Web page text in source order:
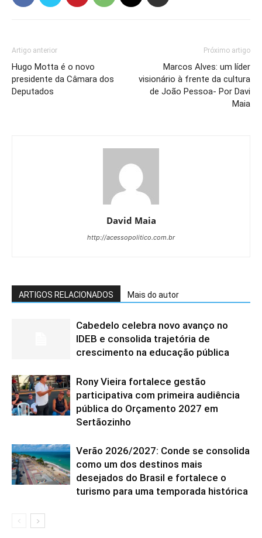
Artigo anterior
Hugo Motta é o novo
presidente da Câmara dos
Deputados
Próximo artigo
Marcos Alves: um líder
visionário à frente da cultura
de João Pessoa- Por Davi
Maia
David Maia
http://acessopolitico.com.br
ARTIGOS RELACIONADOS Mais do autor
Cabedelo celebra novo avanço no
IDEB e consolida trajetória de
crescimento na educação pública
Rony Vieira fortalece gestão
participativa com primeira audiência
pública do Orçamento 2027 em
Sertãozinho
Verão 2026/2027: Conde se consolida
como um dos destinos mais
desejados do Brasil e fortalece o
turismo para uma temporada histórica